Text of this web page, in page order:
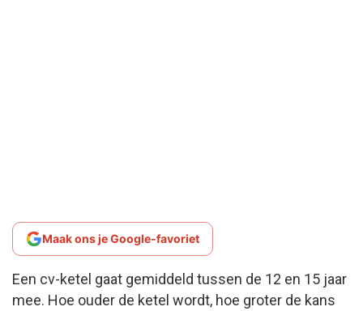
Maak ons je Google-favoriet
Een cv-ketel gaat gemiddeld tussen de 12 en 15 jaar
mee. Hoe ouder de ketel wordt, hoe groter de kans